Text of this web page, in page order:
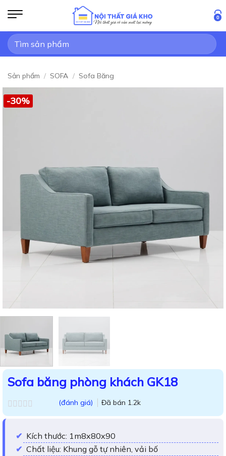
qua
nội
dung
0
Tìm
kiếm:
Sản phẩm / SOFA / Sofa Băng
-30%
Sofa băng phòng khách GK18
Được
0.0
(đánh giá) Đã bán 1.2k
Kích thước: 1m8x80x90
Chất liệu: Khung gỗ tự nhiên, vải bố